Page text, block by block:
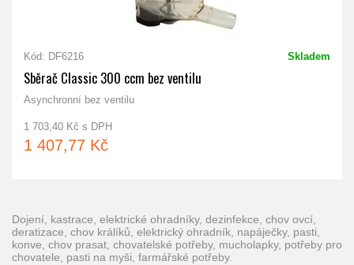
Kód: DF6216 Skladem
Sběrač Classic 300 ccm bez ventilu
Asynchronní bez ventilu
1 703,40 Kč s DPH
1 407,77 Kč
dojení, kastrace, elektrické ohradníky, dezinfekce, chov ovcí,
deratizace, chov králíků, elektrický ohradník, napáječky, pasti,
konve, chov prasat, chovatelské potřeby, mucholapky, potřeby pro
chovatele, pasti na myši, farmářské potřeby.